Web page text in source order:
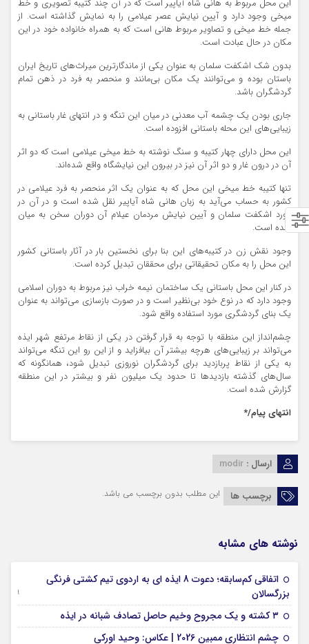
این محل مربوط به هانی شاه آیاپیر است که در آن چند کتیبه تصویری و خط
میخی وجود دارد و آیین نیایش عصر عیلامی را به نمایش گذاشته است. از
جمله خط میخی و تصاویر مربوط هانی است که به همراه خانواده خود در این
مکان در حال عبادت است.
بدون شک اشکفت سلمان به عنوان یکی از ماندگارترین میراث‌های تاریخ ایران
باستان بوده و می‌توانند یک مکان بی‌مانند و منحصر به فرد در ذهن تمام
گردشگران باشد.
جاری بودن یک چشمه آب معدنی در میان این تنگه و در انتهای غار باستانی به
زیبایی‌های این محله باستانی افزوده است.
این محل دارای چهار کتیبه و سنگ نوشته به خط میخی عیلامی است که دو اثر
آن در درون غار و دو اثر آن نیز در بیرون این نیایشگاه واقع شده‌اند.
تنها کتیبه خط میخی این محل که به عنوان یک اثر منحصر به فرد عیلامی در
کشور به حساب می‌آید به زبان هانی شاه آیاپیر نقل شده است و در آن در
مورد اشکفت سلمان و آیین نیایش مردمان عیلام آن دوران سخن به میان
آمده است.
وجود نقش زن در کتیبه‌های این بنا برای نخستین بار در آثار باستانی کشور
این محل را به مکان تحقیقاتی برای محققان تبدیل کرده است.
در کنار این محل باستانی یک ساختمان نیمه خراب نیز مربوط به دوران اسلامی
وجود دارد که در نوع خود بی‌نظیر است و در صورت بازسازی می‌تواند به عنوان
یک بنای گردشگری مورد استفاده واقع شود.
چشم‌انداز این منطقه با توجه به قرار گرفتن در یکی از نقاط مرتفع شهر ایذه
می‌تواند بر زیبایی‌های هرچه بیشتر آن بیافزاید و از این رو این تنگه می‌تواند
به یکی از نقاط پربازدید برای گردشگران نوروزی تبدیل شود، همانگونه که
سال‌های گذشته بازدیدها تا حدود یک میلیون نفر و بیشتر در این منطقه
گزارش شده است.
انتهای پیام/*
ارسال : modir
برچسب ها این مطلب بدون برچسب می باشد.
نوشته های مشابه
اتفاقی کم‌سابقه؛ دعوت 8 ایذه ای به اردوی تیم کشتی فرنگی
بزرگسالان
09 جولای 2026
۳ کشته و یک مجروح وخیم حاصل تصادف شبانه در ایذه
چشم انتظاری ممبین 2026 | عکاس: وحید اورکی